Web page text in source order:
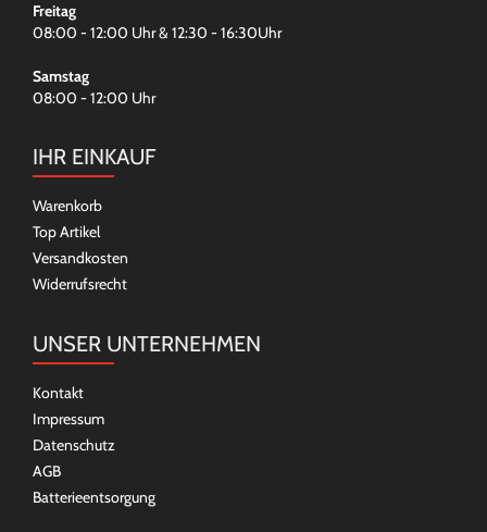
Freitag
08:00 - 12:00 Uhr & 12:30 - 16:30Uhr
Samstag
08:00 - 12:00 Uhr
IHR EINKAUF
Warenkorb
Top Artikel
Versandkosten
Widerrufsrecht
UNSER UNTERNEHMEN
Kontakt
Impressum
Datenschutz
AGB
Batterieentsorgung